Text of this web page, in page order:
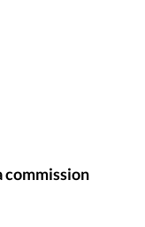
commission